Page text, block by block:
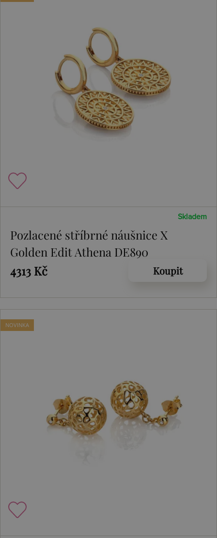
Skladem
Pozlacené stříbrné náušnice X
Golden Edit Athena DE890
4313 Kč
Koupit
NOVINKA